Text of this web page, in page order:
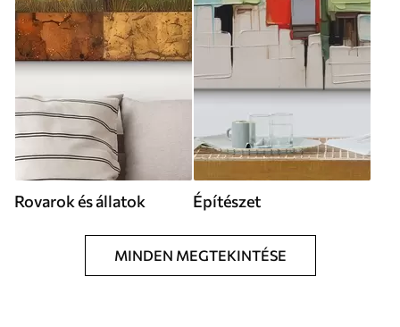
Rovarok és állatok Építészet
MINDEN MEGTEKINTÉSE